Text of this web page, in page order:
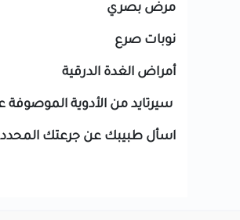
مرض بصري
نوبات صرع
أمراض الغدة الدرقية
سيرتايد من الأدوية
اسأل طبيبك عن جرعتك